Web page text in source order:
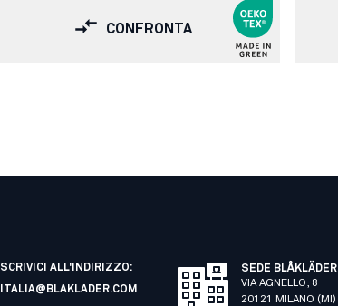
CONFRONTA
SCRIVICI ALL'INDIRIZZO:
ITALIA@BLAKLADER.COM
SEDE BLÅKLÄDER
VIA AGNELLO, 8
20121 MILANO (MI)